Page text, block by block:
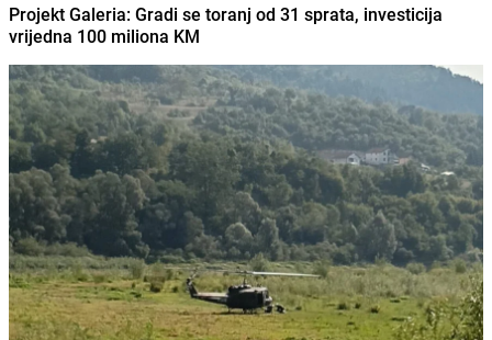
Projekt Galeria: Gradi se toranj od 31 sprata, investicija
vrijedna 100 miliona KM